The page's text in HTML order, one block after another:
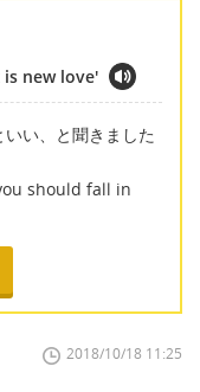
new love'
いい、と聞きました
should fall in
2018/10/18 11:25